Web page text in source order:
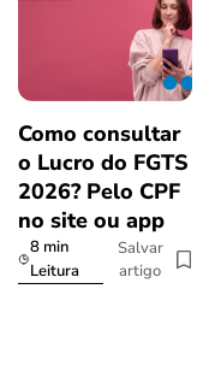
Como consultar
o Lucro do FGTS
2026? Pelo CPF
no site ou app
8 min
Leitura
Salvar
artigo